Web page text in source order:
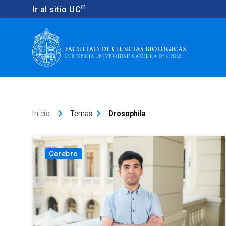
Ir al sitio UC
Inicio keyboard_arrow_right Temas keyboard_arrow_right Drosophila
Cerebro